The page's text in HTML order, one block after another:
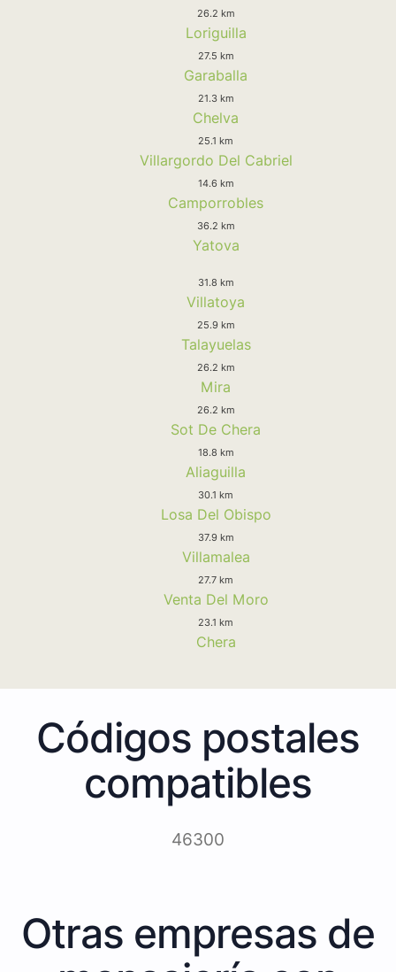
26.2 km
Loriguilla
27.5 km
Garaballa
21.3 km
Chelva
25.1 km
Villargordo Del Cabriel
14.6 km
Camporrobles
36.2 km
Yatova
31.8 km
Villatoya
25.9 km
Talayuelas
26.2 km
Mira
26.2 km
Sot De Chera
18.8 km
Aliaguilla
30.1 km
Losa Del Obispo
37.9 km
Villamalea
27.7 km
Venta Del Moro
23.1 km
Chera
Códigos postales
compatibles
46300
Otras empresas de